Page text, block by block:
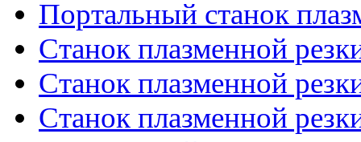
Портальный станок
Станок плазменной
Станок плазменной
Станок плазменной